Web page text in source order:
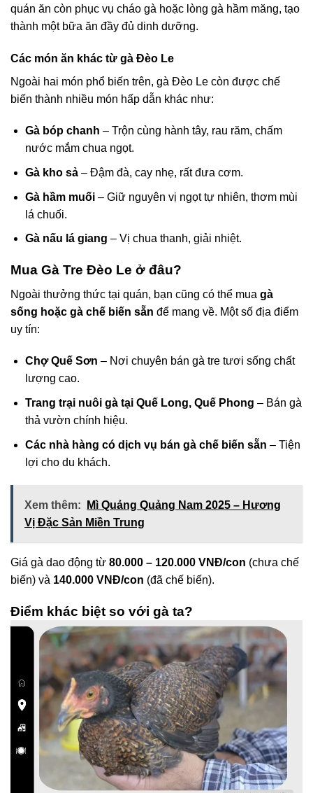
quán ăn còn phục vụ cháo gà hoặc lòng gà hầm măng, tạo
thành một bữa ăn đầy đủ dinh dưỡng.
Các món ăn khác từ gà Đèo Le
Ngoài hai món phổ biến trên, gà Đèo Le còn được chế
biến thành nhiều món hấp dẫn khác như:
Gà bóp chanh – Trộn cùng hành tây, rau răm, chấm
nước mắm chua ngọt.
Gà kho sả– Đậm đà, cay nhẹ, rất đưa cơm.
Gà hầm muối– Giữ nguyên vị ngọt tự nhiên, thơm mùi
lá chuối.
Gà nấu lá giang – Vị chua thanh, giải nhiệt.
Mua Gà Tre Đèo Le ở đâu?
Ngoài thưởng thức tại quán, bạn cũng có thể mua gà
sống hoặc gà chế biến sẵn để mang về. Một số địa điểm
uy tín:
Chợ Quế Sơn – Nơi chuyên bán gà tre tươi sống chất
lượng cao.
Trang trại nuôi gà tại Quế Long, Quế Phong – Bán gà
thả vườn chính hiệu.
Các nhà hàng có dịch vụ bán gà chế biến sẵn – Tiện
lợi cho du khách.
Xem thêm:
Mì Quảng Quảng Nam 2025 – Hương
Vị Đặc Sản Miền Trung
Giá gà dao động từ 80.000 – 120.000 VNĐ/con (chưa chế
biến) và 140.000 VNĐ/con (đã chế biến).
Điểm khác biệt so với gà ta?